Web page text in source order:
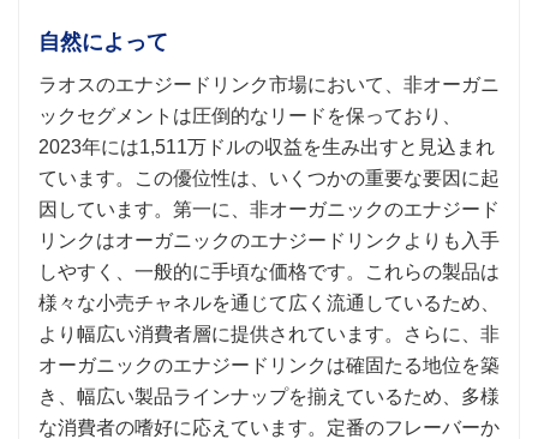
自然によって
ラオスのエナジードリンク市場において、非オーガニ
ックセグメントは圧倒的なリードを保っており、
2023年には1,511万ドルの収益を生み出すと見込まれ
ています。この優位性は、いくつかの重要な要因に起
因しています。第一に、非オーガニックのエナジード
リンクはオーガニックのエナジードリンクよりも入手
しやすく、一般的に手頃な価格です。これらの製品は
様々な小売チャネルを通じて広く流通しているため、
より幅広い消費者層に提供されています。さらに、非
オーガニックのエナジードリンクは確固たる地位を築
き、幅広い製品ラインナップを揃えているため、多様
な消費者の嗜好に応えています。定番のフレーバーか